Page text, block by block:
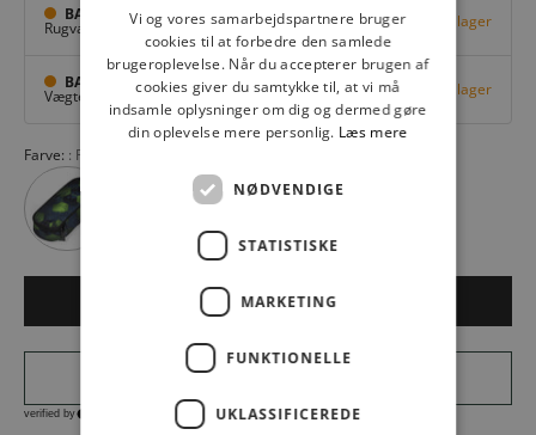
BAGGI Tarup Center
Rugvang 36, Odense NV Få på lager
BAGGI Nyborg
Vægtergade 1,Nyborg Få på lager
Farve: PURPLE ROSE 54
LÆG I KURV
Vi og vores samarbejdspartnere bruger
cookies til at forbedre den samlede
brugeroplevelse. Når du accepterer brugen af
cookies giver du samtykke til, at vi må
indsamle oplysninger om dig og dermed gøre
din oplevelse mere personlig. Læs mere
NØDVENDIGE
STATISTISKE
MARKETING
FUNKTIONELLE
UKLASSIFICEREDE